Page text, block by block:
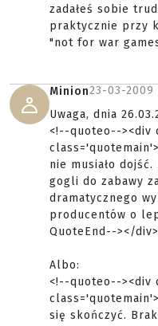
zadałeś sobie
praktycznie przy
"not for war
Minion23-03-2009
Uwaga, dnia
<!--quoteo--><div
nie musiało
gogli do zabawy
dramatycznego
producentów o
QuoteEnd--></
Albo:
<!--quoteo--><div
się skończyć.